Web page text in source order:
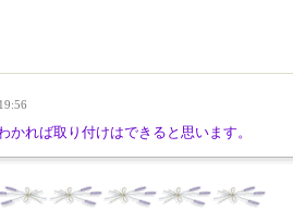
れば取り付けはできると思います。